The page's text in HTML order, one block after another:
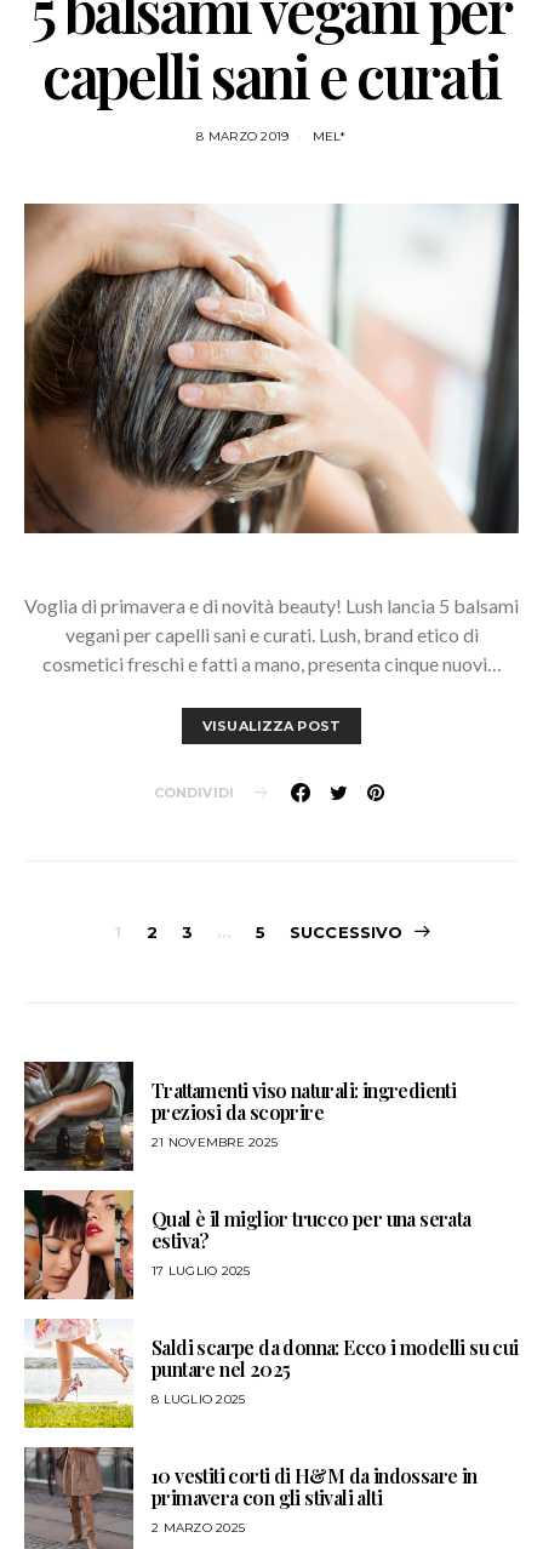
capelli sani e curati
8 MARZO 2019 MEL*
Voglia di primavera e di novità beauty! Lush lancia 5 balsami
vegani per capelli sani e curati. Lush, brand etico di
cosmetici freschi e fatti a mano, presenta cinque nuovi…
VISUALIZZA POST
CONDIVIDI
Navigazione
1 2 3 … 5 SUCCESSIVO
Trattamenti viso naturali: ingredienti
preziosi da scoprire
21 NOVEMBRE 2025
Qual è il miglior trucco per una serata
estiva?
17 LUGLIO 2025
Saldi scarpe da donna: Ecco i modelli su cui
puntare nel 2025
8 LUGLIO 2025
10 vestiti corti di H&M da indossare in
primavera con gli stivali alti
2 MARZO 2025